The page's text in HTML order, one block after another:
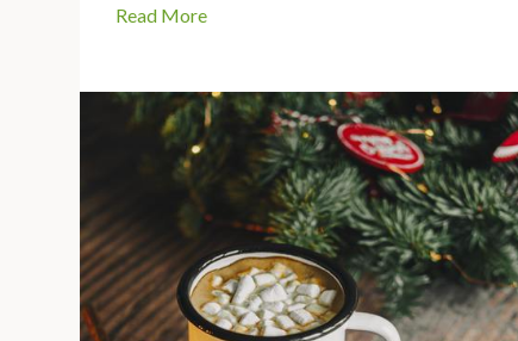
Read More